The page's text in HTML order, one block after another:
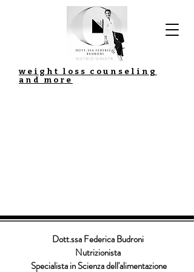
weight loss counseling
and more
Dott.ssa Federica Budroni
Nutrizionista
Specialista in Scienza dell'alimentazione